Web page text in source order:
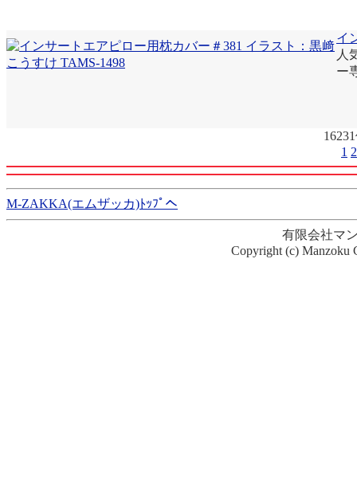
イ
人
ー
1 2
M-ZAKKA(エムザッカ)ﾄｯﾌﾟへ
有限会社マ
Copyright (c) Manzoku